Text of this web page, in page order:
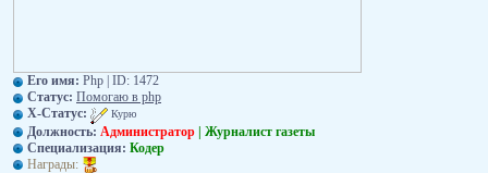
Его имя: Php | ID: 1472
Статус: Помогаю в php
X-Статус:
Курю
Должность: Администратор | Журналист газеты
Специализация: Кодер
Награды: